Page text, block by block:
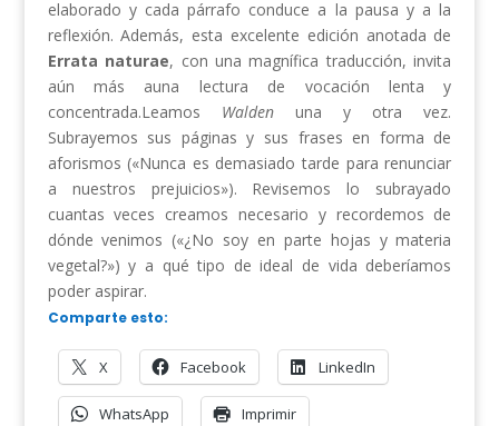
elaborado y cada párrafo conduce a la pausa y a la
reflexión. Además, esta excelente edición anotada de
Errata naturae, con una magnífica traducción, invita
aún más auna lectura de vocación lenta y
concentrada.Leamos Waldenuna y otra vez.
Subrayemos sus páginas y sus frases en forma de
aforismos («Nunca es demasiado tarde para renunciar
a nuestros prejuicios»). Revisemos lo subrayado
cuantas veces creamos necesario y recordemos de
dónde venimos («¿No soy en parte hojas y materia
vegetal?») y a qué tipo de ideal de vida deberíamos
poder aspirar.
Comparte esto:
X Facebook LinkedIn
WhatsApp Imprimir